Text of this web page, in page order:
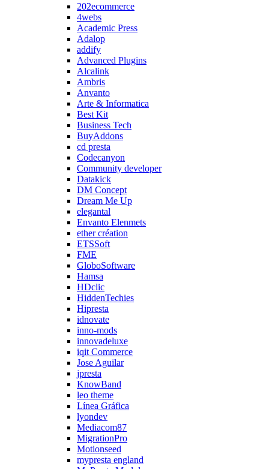
202ecommerce
4webs
Academic Press
Adalop
addify
Advanced Plugins
Alcalink
Ambris
Anvanto
Arte & Informatica
Best Kit
Business Tech
BuyAddons
cd presta
Codecanyon
Community developer
Datakick
DM Concept
Dream Me Up
elegantal
Envanto Elenmets
ether création
ETSSoft
FME
GloboSoftware
Hamsa
HDclic
HiddenTechies
Hipresta
idnovate
inno-mods
innovadeluxe
iqit Commerce
Jose Aguilar
jpresta
KnowBand
leo theme
Línea Gráfica
lyondev
Mediacom87
MigrationPro
Motionseed
mypresta england